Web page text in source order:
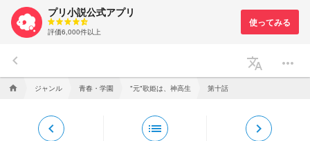
プリ小説公式アプリ
評価6,000件以上
keyboard_arrow_left translate more_horiz
home ジャンル 青春・学園 "元"歌姫は、神高生 第十話
keyboard_arrow_left list keyboard_arrow_right